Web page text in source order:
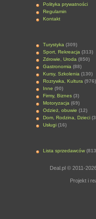
Polityka prywatności
Regulamin
Kontakt
Turystyka (309)
Sport, Rekreacja (313)
Zdrowie, Uroda (850)
Gastronomia (88)
Kursy, Szkolenia (130)
Rozrywka, Kultura (976)
Inne (90)
Firmy, Biznes (3)
Motoryzacja (69)
Odzież, obuwie (12)
Dom, Rodzina, Dzieci
Usługi (16)
Lista sprzedawców
Deal.pl © 2011-
Projekt i